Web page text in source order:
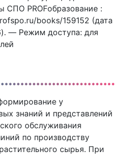
СПО PROFобразование :
books/159152 (дата
— Режим доступа: для
у
знаний и представлений
обслуживания
по производству
сырья. При